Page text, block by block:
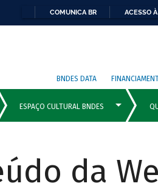
COMUNICA BR ACESSO
BNDES DATA
da